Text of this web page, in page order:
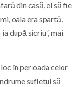
din casă, el să fie
oala era spartă,
după sicriu”, mai
în perioada celor
sufletul să